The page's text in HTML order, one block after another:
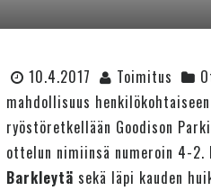
10.4.2017 Toimitus
mahdollisuus
ryöstöretkellään Goodison
ottelun nimiinsä numeroin 4-
Barkleytä sekä läpi kauden